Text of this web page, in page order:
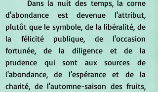
d'abondance est devenue l'attribut,
plutôt que le symbole, de la libéralité, de
la félicité publique, de l'occasion
fortunée, de la diligence et de la
prudence qui sont aux sources de
l'abondance, de l'espérance et de la
charité, de l'automne-saison des fruits,